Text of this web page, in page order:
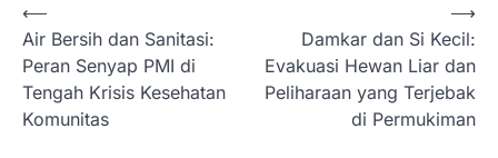
N
a
v
i
⟵
Air Bersih dan Sanitasi:
Peran Senyap PMI di
Tengah Krisis Kesehatan
Komunitas
Damkar dan Si Kecil:
Evakuasi Hewan Liar dan
Peliharaan yang Terjebak
di Permukiman
⟶